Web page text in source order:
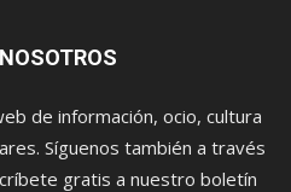
de información, ocio, cultura
Síguenos también a través
gratis a nuestro boletín